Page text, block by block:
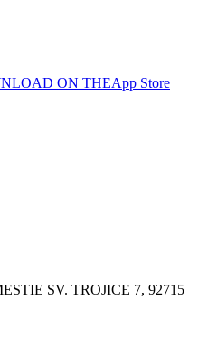
ON THEApp Store
SV. TROJICE 7, 92715